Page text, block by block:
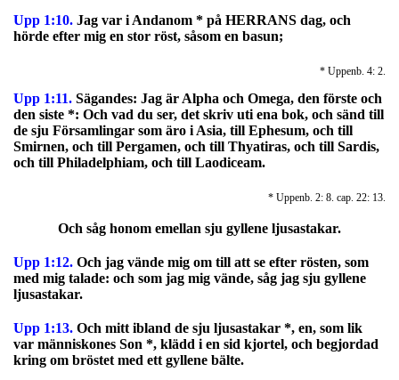
Upp 1:10. Jag var i Andanom * på HERRANS dag, och
hörde efter mig en stor röst, såsom en basun;
* Uppenb. 4: 2.
Upp 1:11. Sägandes: Jag är Alpha och Omega, den förste och
den siste *: Och vad du ser, det skriv uti ena bok, och sänd till
de sju Församlingar som äro i Asia, till Ephesum, och till
Smirnen, och till Pergamen, och till Thyatiras, och till Sardis,
och till Philadelphiam, och till Laodiceam.
* Uppenb. 2: 8. cap. 22: 13.
Och såg honom emellan sju gyllene ljusastakar.
Upp 1:12. Och jag vände mig om till att se efter rösten, som
med mig talade: och som jag mig vände, såg jag sju gyllene
ljusastakar.
Upp 1:13. Och mitt ibland de sju ljusastakar *, en, som lik
var människones Son *, klädd i en sid kjortel, och begjordad
kring om bröstet med ett gyllene bälte.